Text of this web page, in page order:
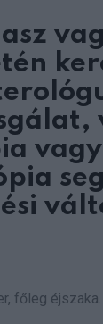
vagy
főleg éjszaka.